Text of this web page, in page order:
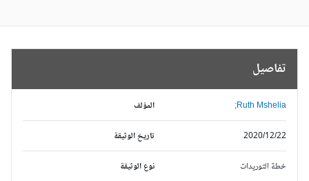
تفاصيل
المؤلف Ruth Mshelia;
تاريخ الوثيقة 2020/12/22
نوع الوثيقة خطة التوريدات